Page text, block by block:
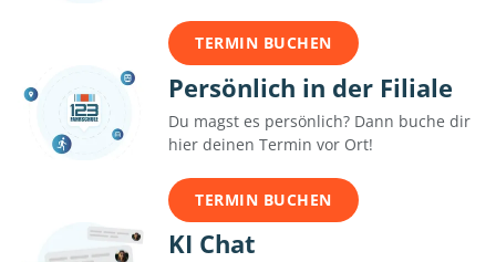
TERMIN BUCHEN
Persönlich in der Filiale
Du magst es persönlich? Dann buche dir
hier deinen Termin vor Ort!
TERMIN BUCHEN
KI Chat